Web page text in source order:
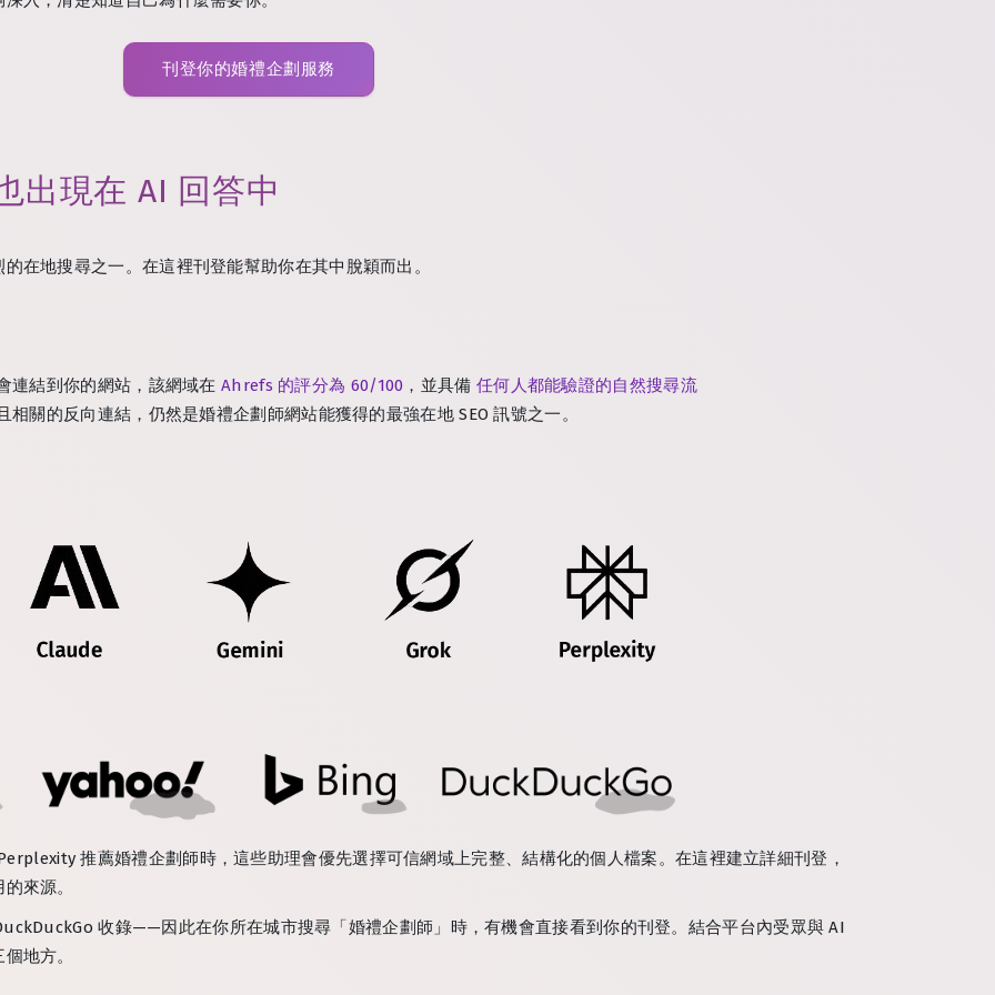
刊登你的婚禮企劃服務
現在 AI 回答中
在地搜尋之一。在這裡刊登能幫助你在其中脫穎而出。
連結到你的網站，該網域在 Ahrefs 的評分為 60/100 ，並具備 任何人都能驗證的自然搜尋流
相關的反向連結，仍然是婚禮企劃師網站能獲得的最強在地 SEO 訊號之一。
推薦婚禮企劃師時，這些助理會優先選擇可信網域上完整、結構化的個人檔案。在這裡建立詳細刊登，
來源。
收錄——因此在你所在城市搜尋「婚禮企劃師」時，有機會直接看到你的刊登。結合平台內受眾與 AI
地方。